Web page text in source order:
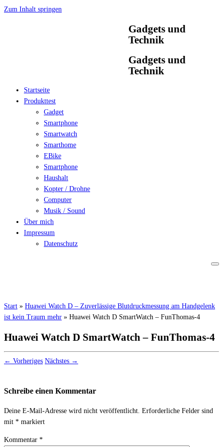
Zum Inhalt springen
Gadgets und
Technik
Gadgets und
Technik
Startseite
Produkttest
Gadget
Smartphone
Smartwatch
Smarthome
EBike
Smartphone
Haushalt
Kopter / Drohne
Computer
Musik / Sound
Über mich
Impressum
Datenschutz
Start » Huawei Watch D – Zuverlässige Blutdruckmessung am Handgelenk
ist kein Traum mehr » Huawei Watch D SmartWatch – FunThomas-4
Huawei Watch D SmartWatch – FunThomas-4
← Vorheriges Nächstes →
Schreibe einen Kommentar
Deine E-Mail-Adresse wird nicht veröffentlicht. Erforderliche Felder sind
mit * markiert
Kommentar *